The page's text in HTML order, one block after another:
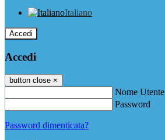
Italiano
Accedi
Accedi
button close ×
Nome Utente
Password
Password dimenticata?